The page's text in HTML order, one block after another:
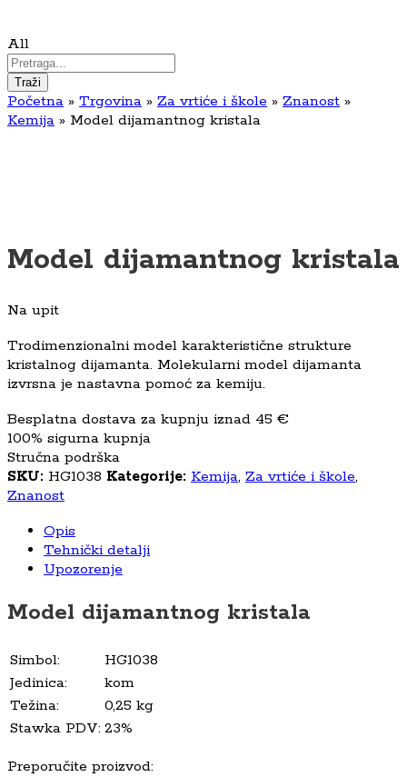
All
Traži
Početna » Trgovina » Za vrtiće i škole » Znanost »
Kemija » Model dijamantnog kristala
Model dijamantnog kristala
Na upit
Trodimenzionalni model karakteristične strukture
kristalnog dijamanta. Molekularni model dijamanta
izvrsna je nastavna pomoć za kemiju.
Besplatna dostava za kupnju iznad 45 €
100% sigurna kupnja
Stručna podrška
SKU: HG1038 Kategorije: Kemija, Za vrtiće i škole,
Znanost
Opis
Tehnički detalji
Upozorenje
Model dijamantnog kristala
Simbol:
HG1038
Jedinica:
kom
Težina:
0,25 kg
Stawka PDV: 23%
Preporučite proizvod: